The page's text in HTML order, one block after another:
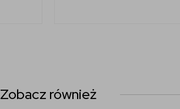
Zobacz również